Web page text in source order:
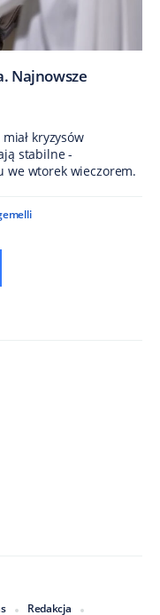
Najnowsze
kryzysów
stabilne -
we wtorek wieczorem.
Redakcja